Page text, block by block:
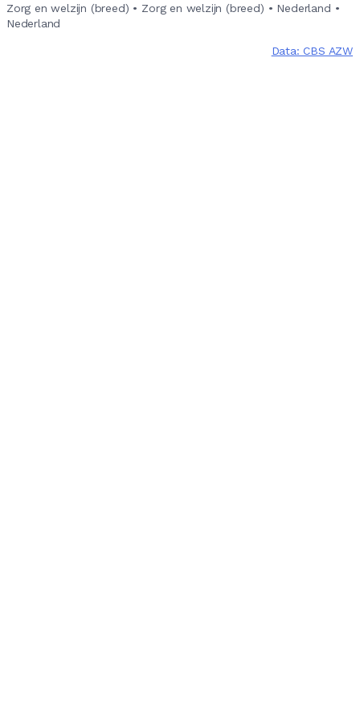
Zorg en welzijn (breed) • Zorg en welzijn (breed) • Nederland •
Nederland
Data: CBS AZW